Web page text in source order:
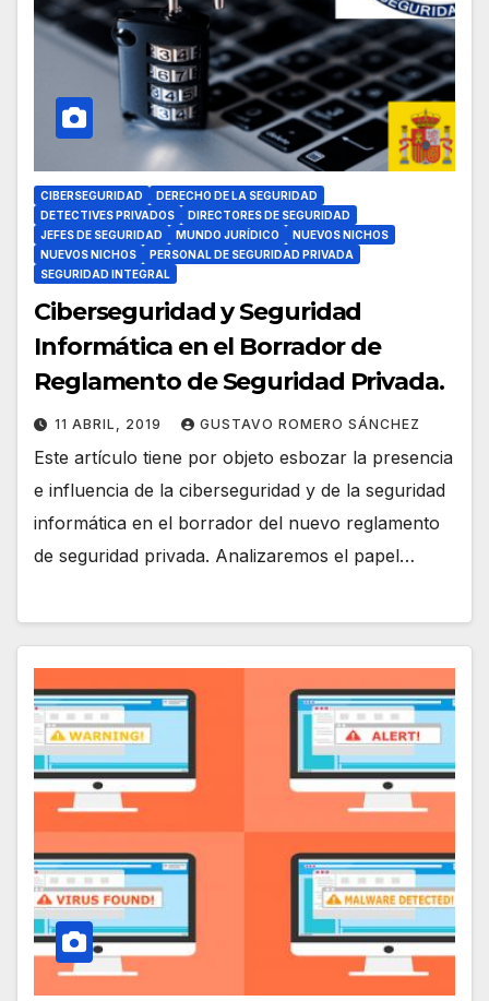
CIBERSEGURIDAD
DERECHO DE LA SEGURIDAD
DETECTIVES PRIVADOS
DIRECTORES DE SEGURIDAD
JEFES DE SEGURIDAD
MUNDO JURÍDICO
NUEVOS NICHOS
NUEVOS NICHOS
PERSONAL DE SEGURIDAD PRIVADA
SEGURIDAD INTEGRAL
Ciberseguridad y Seguridad
Informática en el Borrador de
Reglamento de Seguridad Privada.
11 ABRIL, 2019 GUSTAVO ROMERO SÁNCHEZ
Este artículo tiene por objeto esbozar la presencia
e influencia de la ciberseguridad y de la seguridad
informática en el borrador del nuevo reglamento
de seguridad privada. Analizaremos el papel…